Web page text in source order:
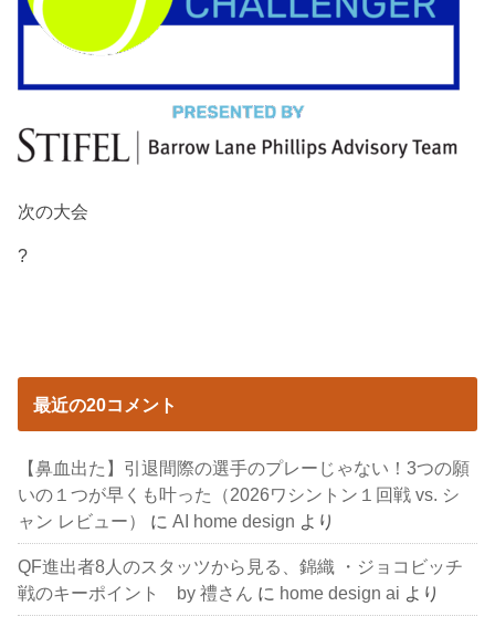
次の大会
?
最近の20コメント
【鼻血出た】引退間際の選手のプレーじゃない！3つの願
いの１つが早くも叶った（2026ワシントン１回戦 vs. シ
ャン レビュー）
にAI home design より
QF進出者8人のスタッツから見る、錦織 ・ジョコビッチ
戦のキーポイント by 禮さん に home design ai より